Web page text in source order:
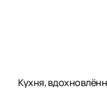
Кухня,